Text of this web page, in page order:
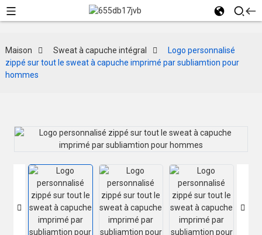
Maison Sweat à capuche intégral
Logo personnalisé
zippé sur tout le sweat à capuche imprimé par subliamtion pour
hommes